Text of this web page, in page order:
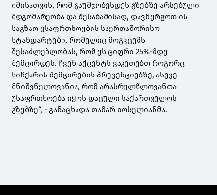
იმისათვის, რომ გაუმჯობესდეს გზებზე არსებული
მდგომარეობა და შესაბამისად, დავნერგოთ ის
საგზაო უსაფრთხოების საერთაშორისო
სტანდარტები, რომელიც მოგვცემს
შესაძლებლობას, რომ ეს ციფრი 25%-მდე
შემცირდეს. ჩვენ აქცენტს ვაკეთებთ როგორც
სიჩქარის შემცირების პრევენციებზე, ასევე
მნიშვნელოვანია, რომ არასრულწლოვანთა
უსაფრთხოება იყოს დაცული საქართველოს
გზებზე“, - განაცხადა თამარ იოსელიანმა.